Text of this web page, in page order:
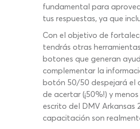
fundamental para
tus respuestas, ya que
Con el objetivo de
tendrás otras
botones que generan
complementar la
botón 50/50 despejará el
de acertar (¡50%!) y
escrito del DMV
capacitación son